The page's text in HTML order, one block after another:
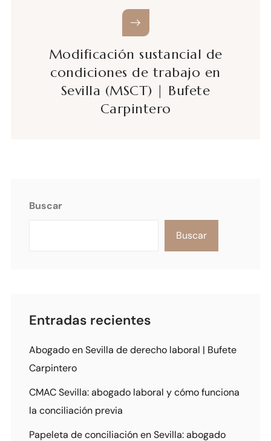
Modificación sustancial de
condiciones de trabajo en
Sevilla (MSCT) | Bufete
Carpintero
Buscar
Buscar
Entradas recientes
Abogado en Sevilla de derecho laboral | Bufete
Carpintero
CMAC Sevilla: abogado laboral y cómo funciona
la conciliación previa
Papeleta de conciliación en Sevilla: abogado